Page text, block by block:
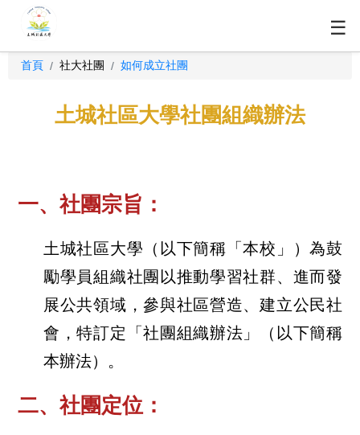
☰
首頁 / 社大社團 / 如何成立社團
土城社區大學社團組織辦法
一、社團宗旨：
土城社區大學（以下簡稱「本校」）為鼓
勵學員組織社團以推動學習社群、進而發
展公共領域，參與社區營造、建立公民社
會，特訂定「社團組織辦法」（以下簡稱
本辦法）。
二、社團定位：